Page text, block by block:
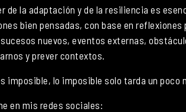
de la adaptación y de la resiliencia es
bien pensadas, con base en
sucesos nuevos, eventos externas,
y prever contextos.
imposible, lo imposible solo tarda un poco
en mis redes sociales: